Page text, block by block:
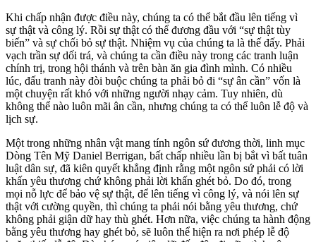
Khi chấp nhận được điều này, chúng ta có thể bắt đầu lên tiếng vì
sự thật và công lý. Rồi sự thật có thể đương đầu với “sự thật tùy
biến” và sự chối bỏ sự thật. Nhiệm vụ của chúng ta là thế đấy. Phải
vạch trần sự dối trá, và chúng ta cần điều này trong các tranh luận
chính trị, trong hội thánh và trên bàn ăn gia đình mình. Có nhiều
lúc, đấu tranh này đòi buộc chúng ta phải bỏ đi “sự ân cần” vốn là
một chuyện rất khó với những người nhạy cảm. Tuy nhiên, dù
không thể nào luôn mãi ân cần, nhưng chúng ta có thể luôn lễ độ và
lịch sự.
Một trong những nhân vật mang tính ngôn sứ đương thời, linh mục
Dòng Tên Mỹ Daniel Berrigan, bất chấp nhiều lần bị bắt vì bất tuân
luật dân sự, đã kiên quyết khẳng định rằng một ngôn sứ phải có lời
khấn yêu thương chứ không phải lời khấn ghét bỏ. Do đó, trong
mọi nỗ lực để bảo vệ sự thật, để lên tiếng vì công lý, và nói lên sự
thật với cường quyền, thì chúng ta phải nói bằng yêu thương, chứ
không phải giận dữ hay thù ghét. Hơn nữa, việc chúng ta hành động
bằng yêu thương hay ghét bỏ, sẽ luôn thể hiện ra nơi phép lễ độ